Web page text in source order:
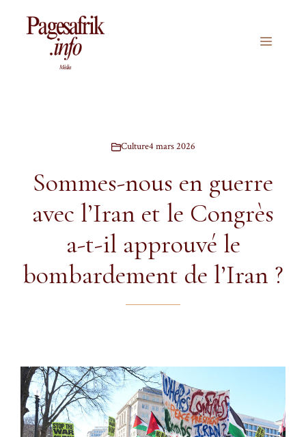
Menu
Culture4 mars 2026
Sommes-nous en guerre
avec l’Iran et le Congrès
a-t-il approuvé le
bombardement de l’Iran ?